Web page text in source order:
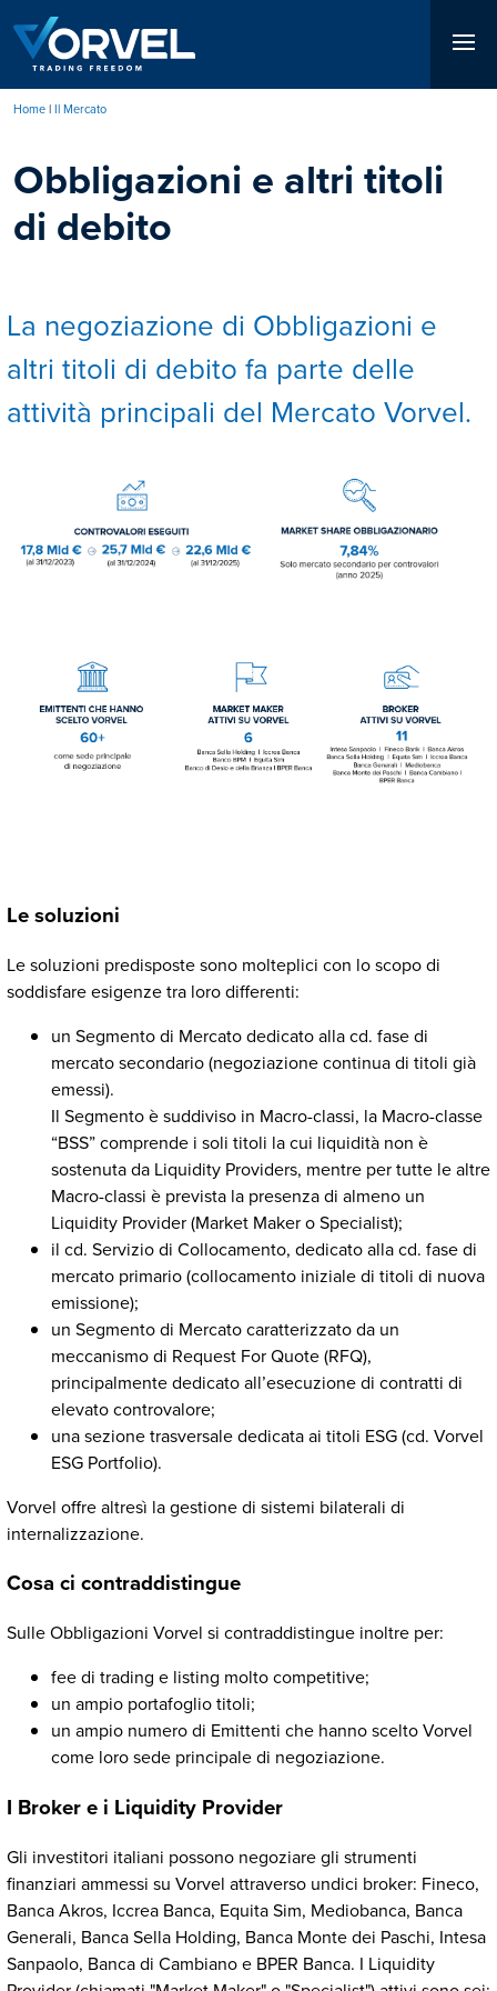
contenuto
principale
di
pane
Home Il Mercato
Obbligazioni e altri titoli
di debito
La negoziazione di Obbligazioni e
altri titoli di debito fa parte delle
attività principali del Mercato Vorvel.
Le soluzioni
Le soluzioni predisposte sono molteplici con lo scopo di
soddisfare esigenze tra loro differenti:
un Segmento di Mercato dedicato alla cd. fase di
mercato secondario (negoziazione continua di titoli già
emessi).
Il Segmento è suddiviso in Macro-classi, la Macro-classe
“BSS” comprende i soli titoli la cui liquidità non è
sostenuta da Liquidity Providers, mentre per tutte le altre
Macro-classi è prevista la presenza di almeno un
Liquidity Provider (Market Maker o Specialist);
il cd. Servizio di Collocamento, dedicato alla cd. fase di
mercato primario (collocamento iniziale di titoli di nuova
emissione);
un Segmento di Mercato caratterizzato da un
meccanismo di Request For Quote (RFQ),
principalmente dedicato all’esecuzione di contratti di
elevato controvalore;
una sezione trasversale dedicata ai titoli ESG (cd. Vorvel
ESG Portfolio).
Vorvel offre altresì la gestione di sistemi bilaterali di
internalizzazione.
Cosa ci contraddistingue
Sulle Obbligazioni Vorvel si contraddistingue inoltre per:
fee di trading e listing molto competitive;
un ampio portafoglio titoli;
un ampio numero di Emittenti che hanno scelto Vorvel
come loro sede principale di negoziazione.
I Broker e i Liquidity Provider
Gli investitori italiani possono negoziare gli strumenti
finanziari ammessi su Vorvel attraverso undici broker: Fineco,
Banca Akros, Iccrea Banca, Equita Sim, Mediobanca, Banca
Generali, Banca Sella Holding, Banca Monte dei Paschi, Intesa
Sanpaolo, Banca di Cambiano e BPER Banca. I Liquidity